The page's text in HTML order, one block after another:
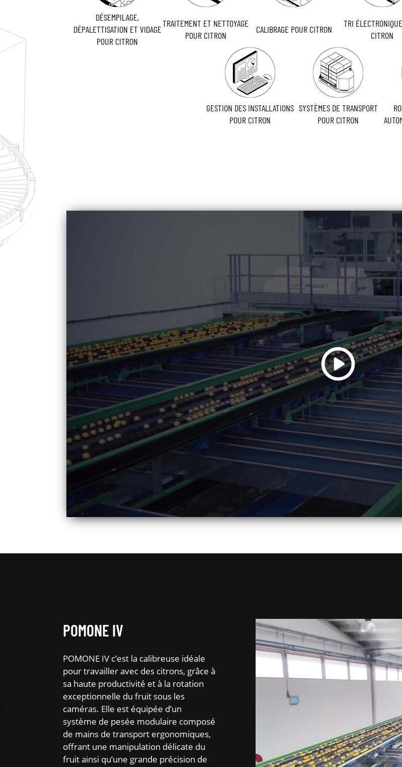
DÉSEMPILAGE,
DÉPALETTISATION ET VIDAGE
POUR CITRON
TRAITEMENT ET NETTOYAGE
POUR CITRON
CALIBRAGE POUR CITRON
TRI
CITRON
GESTION DES INSTALLATIONS
POUR CITRON
SYSTÈMES DE TRANSPORT
POUR CITRON
POMONE IV
POMONE IV c’est la calibreuse idéale
pour travailler avec des citrons, grâce à
sa haute productivité et à la rotation
exceptionnelle du fruit sous les
caméras. Elle est équipée d’un
système de pesée modulaire composé
de mains de transport ergonomiques,
offrant une manipulation délicate du
fruit ainsi qu’une grande précision de